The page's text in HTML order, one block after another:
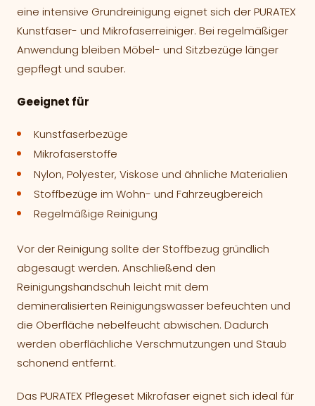
eine intensive Grundreinigung eignet sich der PURATEX
Kunstfaser- und Mikrofaserreiniger. Bei regelmäßiger
Anwendung bleiben Möbel- und Sitzbezüge länger
gepflegt und sauber.
Geeignet für
Kunstfaserbezüge
Mikrofaserstoffe
Nylon, Polyester, Viskose und ähnliche Materialien
Stoffbezüge im Wohn- und Fahrzeugbereich
Regelmäßige Reinigung
Vor der Reinigung sollte der Stoffbezug gründlich
abgesaugt werden. Anschließend den
Reinigungshandschuh leicht mit dem
demineralisierten Reinigungswasser befeuchten und
die Oberfläche nebelfeucht abwischen. Dadurch
werden oberflächliche Verschmutzungen und Staub
schonend entfernt.
Das PURATEX Pflegeset Mikrofaser eignet sich ideal für